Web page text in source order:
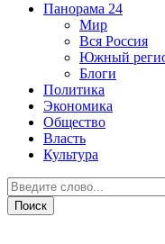
Панорама 24
Мир
Вся Россия
Южный
Блоги
Политика
Экономика
Общество
Власть
Культура